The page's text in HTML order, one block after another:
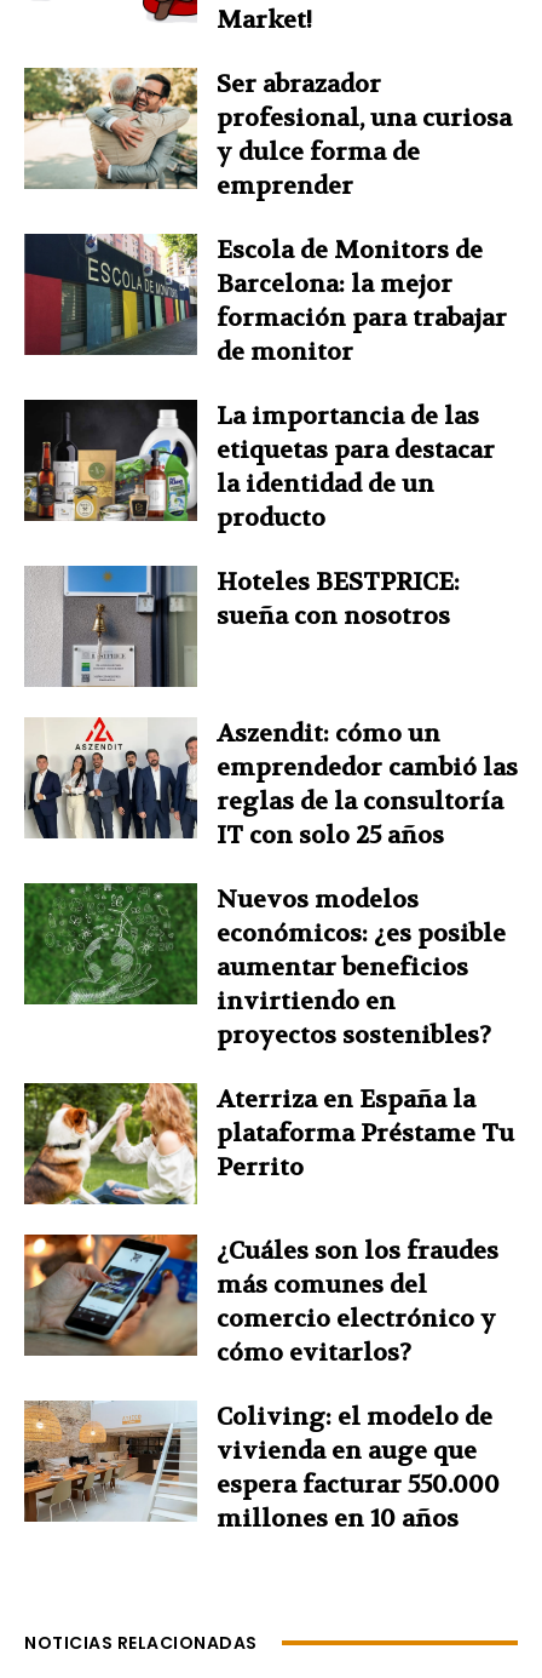
Market!
Ser abrazador
profesional, una curiosa
y dulce forma de
emprender
Escola de Monitors de
Barcelona: la mejor
formación para trabajar
de monitor
La importancia de las
etiquetas para destacar
la identidad de un
producto
Hoteles BESTPRICE:
sueña con nosotros
Aszendit: cómo un
emprendedor cambió las
reglas de la consultoría
IT con solo 25 años
Nuevos modelos
económicos: ¿es posible
aumentar beneficios
invirtiendo en
proyectos sostenibles?
Aterriza en España la
plataforma Préstame Tu
Perrito
¿Cuáles son los fraudes
más comunes del
comercio electrónico y
cómo evitarlos?
Coliving: el modelo de
vivienda en auge que
espera facturar 550.000
millones en 10 años
NOTICIAS RELACIONADAS